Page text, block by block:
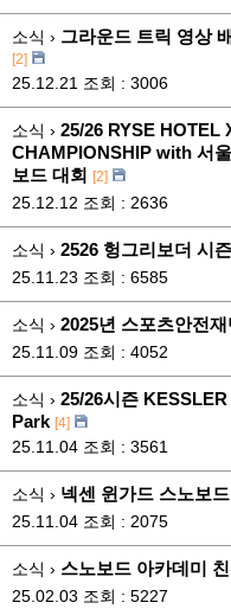
소식 › 그라운드 트릭 영상
[2]
25.12.21 조회 : 3006
소식 › 25/26 RYSE HOTEL
CHAMPIONSHIP with 서
보드 대회 [2]
25.12.12 조회 : 2636
소식 › 2526 헝그리보더 시
25.11.23 조회 : 6585
소식 › 2025년 스포츠안전
25.11.09 조회 : 4052
소식 › 25/26시즌
Park [4]
25.11.04 조회 : 3561
소식 › 넥센 윈가드 스노보
25.11.04 조회 : 2075
소식 › 스노보드 아카데미
25.02.03 조회 : 5227